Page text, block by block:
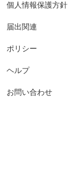
個人情報保護方針
届出関連
ポリシー
ヘルプ
お問い合わせ